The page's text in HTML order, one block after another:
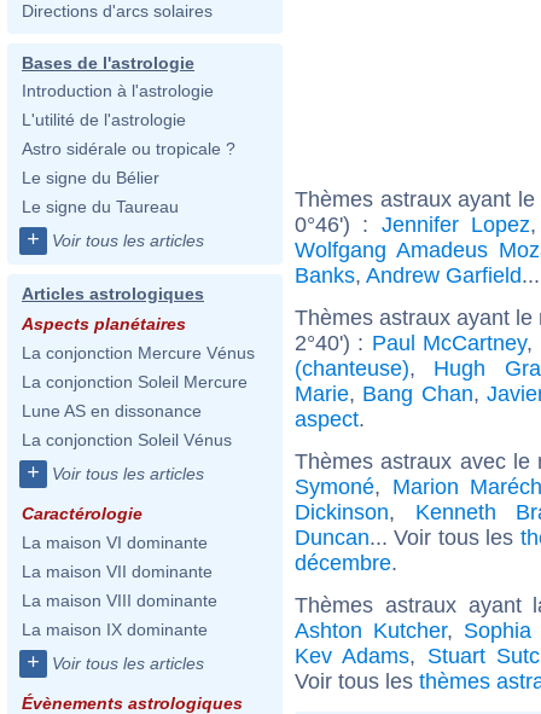
Directions d'arcs solaires
Bases de l'astrologie
Introduction à l'astrologie
L'utilité de l'astrologie
Astro sidérale ou tropicale ?
Le signe du Bélier
Le signe du Taureau
+ Voir tous les articles
Articles astrologiques
Aspects planétaires
La conjonction Mercure Vénus
La conjonction Soleil Mercure
Lune AS en dissonance
La conjonction Soleil Vénus
+ Voir tous les articles
Caractérologie
La maison VI dominante
La maison VII dominante
La maison VIII dominante
La maison IX dominante
+ Voir tous les articles
Évènements astrologiques
Thèmes astraux ayant
0°46') : Jennifer Lopez
Wolfgang Amadeus
Banks, Andrew Garfield
Thèmes astraux ayant
2°40') : Paul McCartney,
(chanteuse), Hugh
Marie, Bang Chan,
aspect.
Thèmes astraux avec
Symoné, Marion
Dickinson, Kenneth
Duncan... Voir tous les
décembre.
Thèmes astraux
Ashton Kutcher, Sophia
Kev Adams, Stuart
Voir tous les thèmes